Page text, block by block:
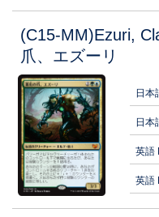
(C15-MM)Ezuri,
爪、エズーリ
日本
日本
英語
英語